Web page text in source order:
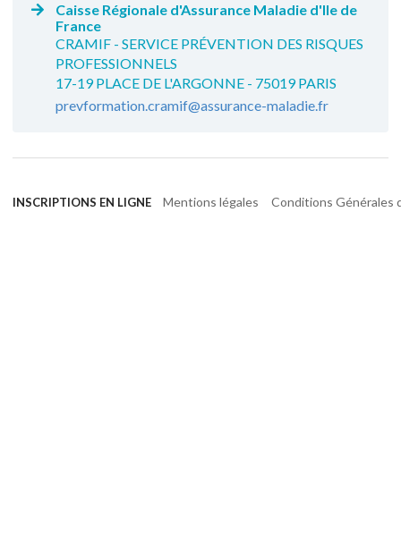
Caisse Régionale d'Assurance Maladie d'Ile de
France
CRAMIF - SERVICE PRÉVENTION DES RISQUES
PROFESSIONNELS
17-19 PLACE DE L'ARGONNE - 75019 PARIS
prevformation.cramif@assurance-maladie.fr
INSCRIPTIONS EN LIGNE Mentions légales Conditions Générales